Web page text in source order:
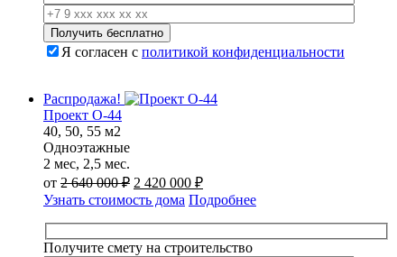
Я согласен с политикой конфиденциальности
Распродажа!
Проект О-44
40, 50, 55 м2
Одноэтажные
2 мес, 2,5 мес.
от 2 640 000₽ Первоначальная
цена
составляла
2
640
2 420 000 ₽Текущая
цена:
2
420
000 ₽.
Узнать стоимость дома Подробнее
Получите смету на строительство